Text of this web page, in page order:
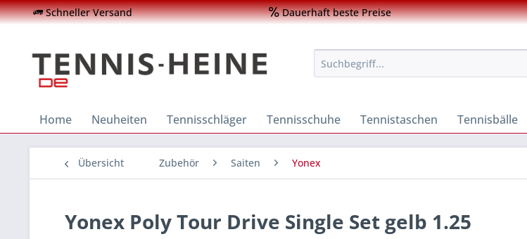
Schneller Versand Dauerhaft beste Preise
Home Neuheiten Tennisschläger Tennisschuhe Tennistaschen Tennisbälle
Übersicht Zubehör Saiten Yonex
Yonex Poly Tour Drive Single Set gelb 1.25